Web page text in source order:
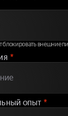
блокировать внешние
*
опыт *